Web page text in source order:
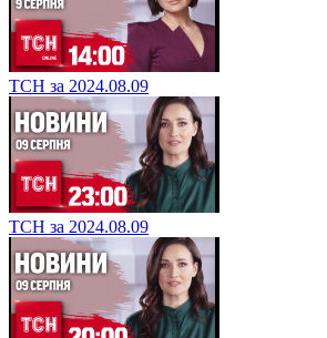
ТСН за 2024.08.09
ТСН за 2024.08.09